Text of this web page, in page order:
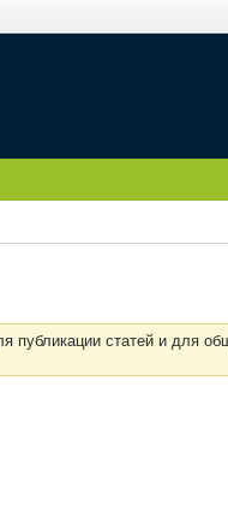
публикации статей и для